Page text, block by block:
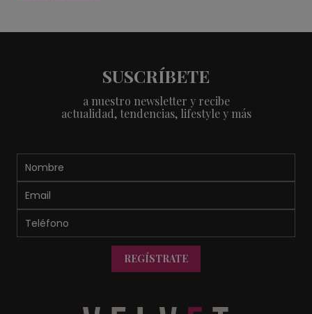
SUSCRÍBETE
a nuestro newsletter y recibe
actualidad, tendencias, lifestyle y más
REGÍSTRATE